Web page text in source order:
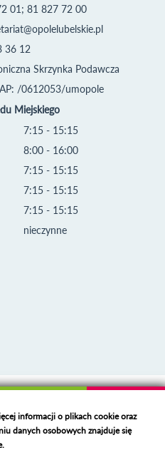
01; 81 827 72 00
36 12
Skrzynka Podawcza
/0612053/umopole
Miejskiego
7:15 - 15:15
8:00 - 16:00
7:15 - 15:15
7:15 - 15:15
7:15 - 15:15
nieczynne
informacji o plikach cookie oraz
danych osobowych znajduje się